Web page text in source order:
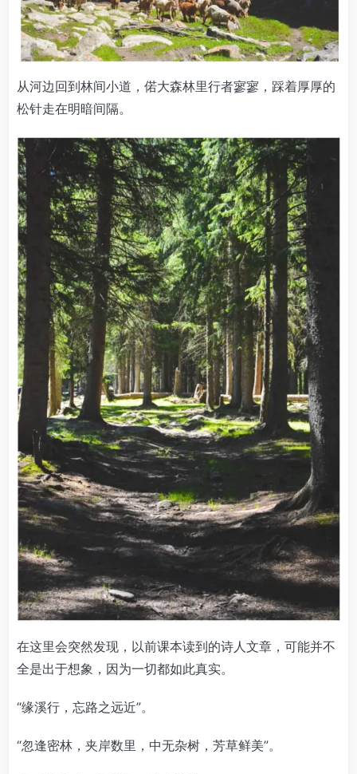
从河边回到林间小道，偌大森林里行者寥寥，踩着厚厚的
松针走在明暗间隔。
在这里会突然发现，以前课本读到的诗人文章，可能并不
全是出于想象，因为一切都如此真实。
“缘溪行，忘路之远近”。
“忽逢密林，夹岸数里，中无杂树，芳草鲜美”。